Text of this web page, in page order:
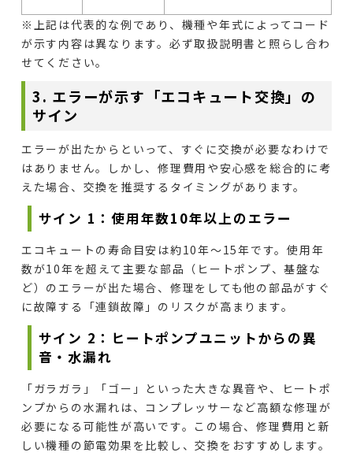
※上記は代表的な例であり、機種や年式によってコード
が示す内容は異なります。必ず取扱説明書と照らし合わ
せてください。
3. エラーが示す「エコキュート交換」の
サイン
エラーが出たからといって、すぐに交換が必要なわけで
はありません。しかし、修理費用や安心感を総合的に考
えた場合、交換を推奨するタイミングがあります。
サイン 1：使用年数10年以上のエラー
エコキュートの寿命目安は約10年～15年です。使用年
数が10年を超えて主要な部品（ヒートポンプ、基盤な
ど）のエラーが出た場合、修理をしても他の部品がすぐ
に故障する「連鎖故障」のリスクが高まります。
サイン 2：ヒートポンプユニットからの異
音・水漏れ
「ガラガラ」「ゴー」といった大きな異音や、ヒートポ
ンプからの水漏れは、コンプレッサーなど高額な修理が
必要になる可能性が高いです。この場合、修理費用と新
しい機種の節電効果を比較し、交換をおすすめします。